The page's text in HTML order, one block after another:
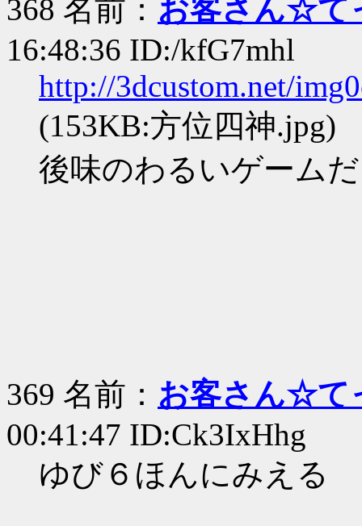
368 名前： お客さん☆て
16:48:36 ID:/kfG7mhl
http://3dcustom.net/
(153KB:方位四神.jpg)
後味のわるいゲーム
369 名前： お客さん☆て
00:41:47 ID:Ck3IxHhg
ゆび６ほんにみえる